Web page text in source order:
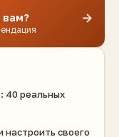
вам? →
40 реальных
своего